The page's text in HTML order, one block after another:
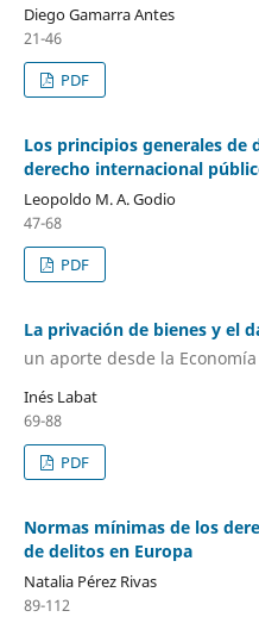
Diego Gamarra Antes
21-46
PDF
Los principios generales de
derecho internacional
Leopoldo M. A. Godio
47-68
PDF
La privación de bienes y el
un aporte desde la
Inés Labat
69-88
PDF
Normas mínimas de los
de delitos en Europa
Natalia Pérez Rivas
89-112